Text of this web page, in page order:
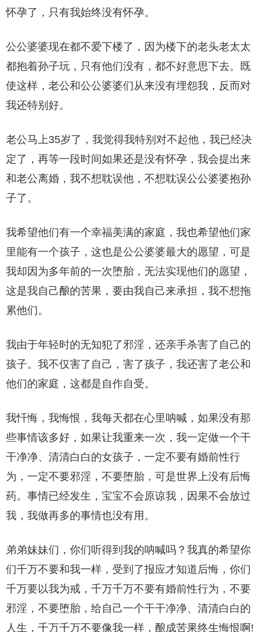
怀孕了，只有我始终没有怀孕。
公公婆婆现在都不爱下楼了，因为楼下的老头老太太
都抱着孙子玩，只有他们没有，都不好意思下去。既
使这样，老公和公公婆婆们从来没有埋怨我，反而对
我还特别好。
老公马上35岁了，我觉得我特别对不起他，我已经决
定了，再等一段时间如果还是没有怀孕，我会提出来
和老公离婚，我不想耽误他，不想耽误公公婆婆抱孙
子了。
我希望他们有一个幸福美满的家庭，我也希望他们家
里能有一个孩子，这也是公公婆婆最大的愿望，可是
我却因为多年前的一次堕胎，无法实现他们的愿望，
这是我自己酿的苦果，要由我自己来承担，我不想拖
累他们。
我由于年轻时的无知犯了邪淫，还亲手杀害了自己的
孩子。我不仅害了自己，害了孩子，我还害了老公和
他们的家庭，这都是自作自受。
我忏悔，我悔恨，我每天都在心里呐喊，如果没有那
些事情该多好，如果让我重来一次，我一定做一个干
干净净、清清白白的女孩子，一定不要有婚前性行
为，一定不要邪淫，不要堕胎，可是世界上没有后悔
药。事情已经发生，宝宝不会原谅我，因果不会放过
我，我做再多的事情也没有用。
弟弟妹妹们，你们听得到我的呐喊吗？我真的希望你
们千万不要和我一样，受到了报应才知道后悔，你们
千万要以我为戒，千万千万不要有婚前性行为，不要
邪淫，不要堕胎，给自己一个干干净净、清清白白的
人生，千万千万不要像我一样，酿成苦果终生悔恨啊!